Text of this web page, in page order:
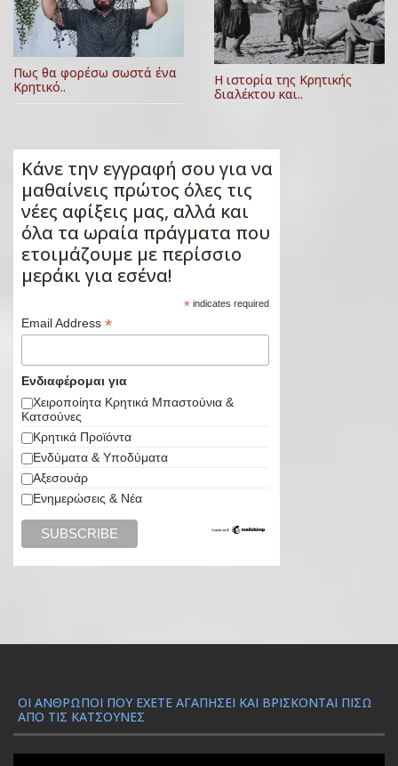
Πως θα φορέσω σωστά ένα
Κρητικό..
Η ιστορία της Κρητικής
διαλέκτου και..
Κάνε την εγγραφή σου για να
μαθαίνεις πρώτος όλες τις
νέες αφίξεις μας, αλλά και
όλα τα ωραία πράγματα που
ετοιμάζουμε με περίσσιο
μεράκι για εσένα!
* indicates required
Email Address *
Ενδιαφέρομαι για
Χειροποίητα Κρητικά Μπαστούνια &
Κατσούνες
Κρητικά Προϊόντα
Ενδύματα & Υποδύματα
Αξεσουάρ
Ενημερώσεις & Νέα
ΟΙ ΆΝΘΡΩΠΟΙ ΠΟΥ ΈΧΕΤΕ ΑΓΑΠΉΣΕΙ ΚΑΙ ΒΡΊΣΚΟΝΤΑΙ ΠΊΣΩ
ΑΠΌ ΤΙΣ ΚΑΤΣΟΎΝΕΣ